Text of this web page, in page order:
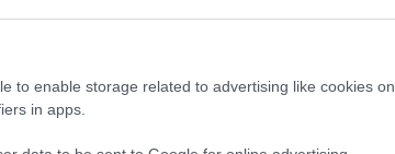
to enable storage related to advertising like cookies on
in apps.